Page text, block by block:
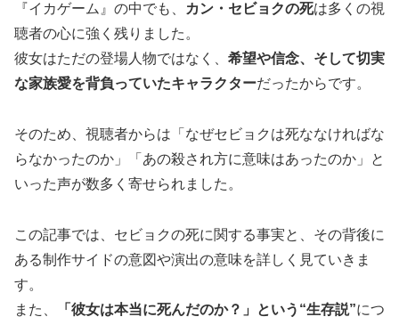
『イカゲーム』の中でも、 カン・セビョクの死は多くの視
聴者の心に強く残りました。
彼女はただの登場人物ではなく、 希望や信念、そして切実
な家族愛を背負っていたキャラクターだったからです。
そのため、視聴者からは「なぜセビョクは死ななければな
らなかったのか」「あの殺され方に意味はあったのか」と
いった声が数多く寄せられました。
この記事では、セビョクの死に関する事実と、その背後に
ある制作サイドの意図や演出の意味を詳しく見ていきま
す。
また、
「彼女は本当に死んだのか？」という“生存説”につ